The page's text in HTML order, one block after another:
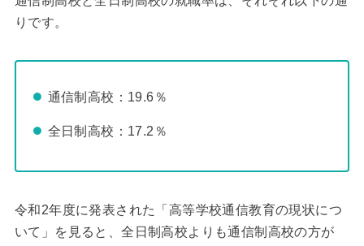
りです。
通信制高校：19.6％
全日制高校：17.2％
令和2年度に発表された「高等学校通信教育の現状につ
いて」を見ると、全日制高校よりも通信制高校の方が